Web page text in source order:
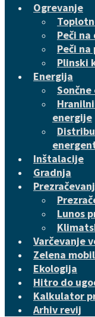
Ogrevanje
Peči na
Peči
Plinski
Energija
energije
Inštalacije
Gradnja
Lunos
Varčevanje
Zelena
Ekologija
Hitro do
Kalkulator
Arhiv revij